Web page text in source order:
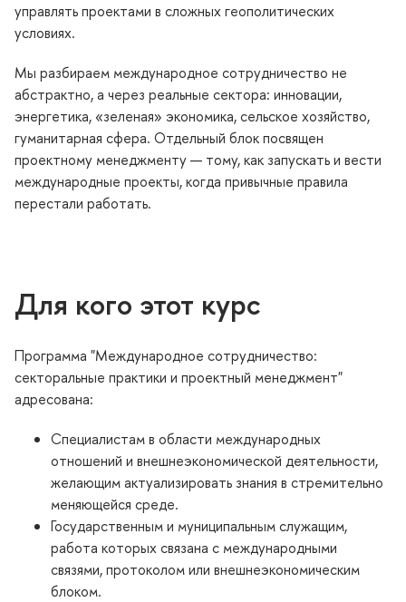
управлять проектами в сложных геополитических
условиях.
Мы разбираем международное сотрудничество не
абстрактно, а через реальные сектора: инновации,
энергетика, «зеленая» экономика, сельское хозяйство,
уманитарная сфера. Отдельный блок посвящен
проектному менеджменту — тому, как запускать и вести
международные проекты, когда привычные правила
перестали работать.
Для кого этот курс
Программа "Международное сотрудничество:
секторальные практики и проектный менеджмент"
адресована:
Специалистам в области международных
отношений и внешнеэкономической деятельности,
желающим актуализировать знания в стремительно
меняющейся среде.
Государственным и муниципальным служащим,
работа которых связана с международными
связями, протоколом или внешнеэкономическим
локом.